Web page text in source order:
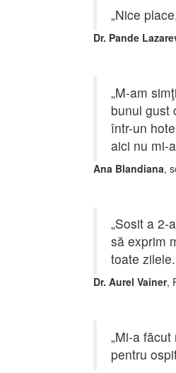
„Nice
Dr. Pande
„M-am
bunul gust
într-un
aici nu mi-
Ana Blandiana,
„Sosit a 2-
să exprim
toate
Dr. Aurel Vainer,
„Mi-a
pentru